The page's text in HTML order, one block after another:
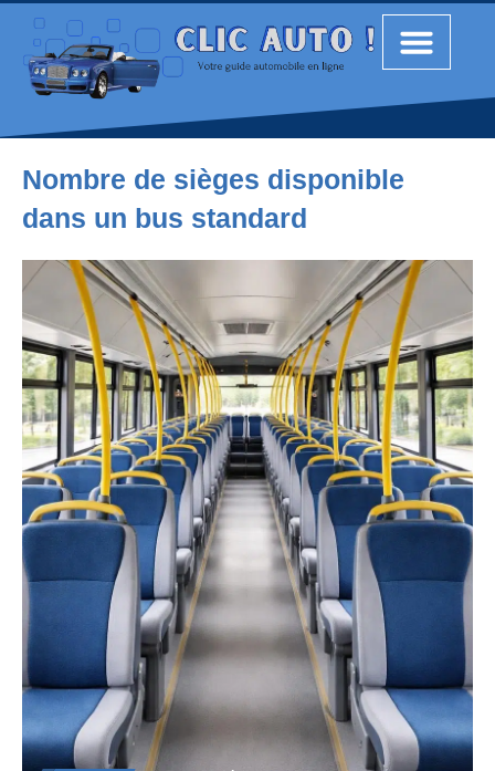
Nombre de sièges disponible
dans un bus standard